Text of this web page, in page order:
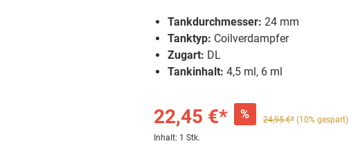
Tankdurchmesser: 24 mm
Tanktyp: Coilverdampfer
Zugart: DL
Tankinhalt: 4,5 ml, 6 ml
22,45 €* % 24,95 €* (10% gespart)
Inhalt: 1 Stk.